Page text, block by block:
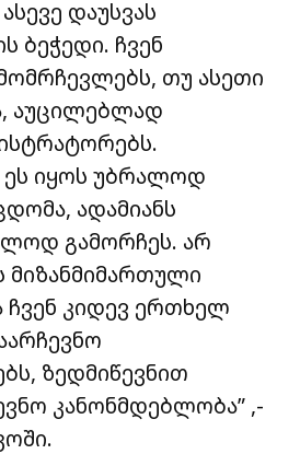
დაუსვას
ბეჭედი. ჩვენ
თუ ასეთი
აუცილებლად
იყოს უბრალოდ
ადამიანს
გამორჩეს. არ
მიზანმიმართული
ჩვენ კიდევ ერთხელ
ზედმიწევნით
კანონმდებლობა” ,-